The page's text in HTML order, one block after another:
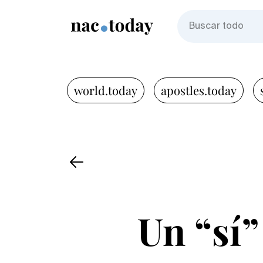
world.today apostles.today
Un